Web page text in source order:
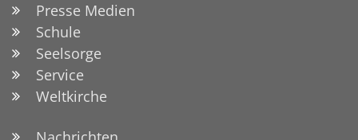
Presse Medien
Schule
Seelsorge
Service
Weltkirche